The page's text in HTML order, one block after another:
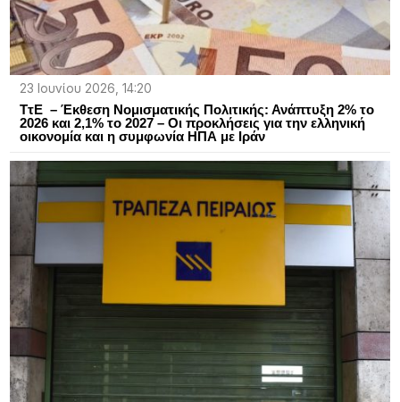
23 Ιουνίου 2026, 14:20
ΤτΕ – Έκθεση Νομισματικής Πολιτικής: Ανάπτυξη 2% το
2026 και 2,1% το 2027 – Οι προκλήσεις για την ελληνική
οικονομία και η συμφωνία ΗΠΑ με Ιράν